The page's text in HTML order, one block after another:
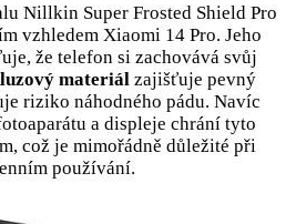
Nillkin Super Frosted Shield Pro
vzhledem Xiaomi 14 Pro. Jeho
že telefon si zachovává svůj
materiál zajišťuje pevný
riziko náhodného pádu. Navíc
a displeje chrání tyto
což je mimořádně důležité při
používání.